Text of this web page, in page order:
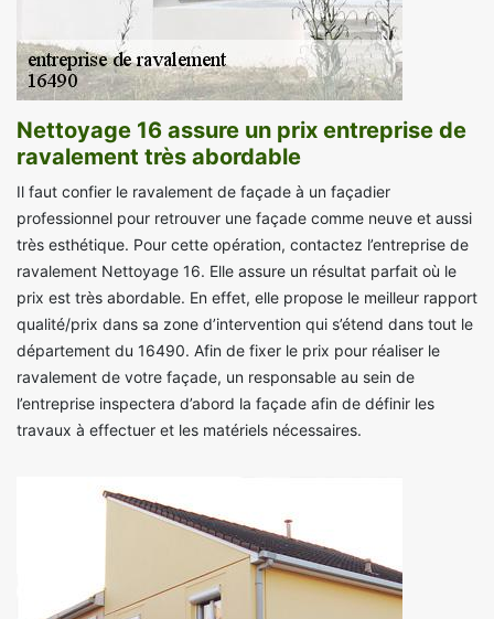
Nettoyage 16 assure un prix entreprise de
ravalement très abordable
Il faut confier le ravalement de façade à un façadier
professionnel pour retrouver une façade comme neuve et aussi
très esthétique. Pour cette opération, contactez l’entreprise de
ravalement Nettoyage 16. Elle assure un résultat parfait où le
prix est très abordable. En effet, elle propose le meilleur rapport
qualité/prix dans sa zone d’intervention qui s’étend dans tout le
département du 16490. Afin de fixer le prix pour réaliser le
ravalement de votre façade, un responsable au sein de
l’entreprise inspectera d’abord la façade afin de définir les
travaux à effectuer et les matériels nécessaires.